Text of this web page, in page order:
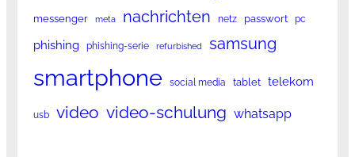
messenger meta nachrichten netz passwort pc
phishing phishing-serie refurbished samsung
smartphone social media tablet telekom
usb video video-schulung whatsapp